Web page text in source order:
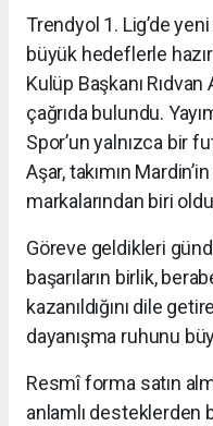
Trendyol 1. Lig’de
büyük hedeflerle
Kulüp Başkanı
çağrıda bulundu.
Spor’un yalnızca bir
Aşar, takımın
markalarından biri
Göreve geldikleri
başarıların birlik,
kazanıldığını dile
dayanışma ruhunu
Resmî forma satın
anlamlı desteklerden